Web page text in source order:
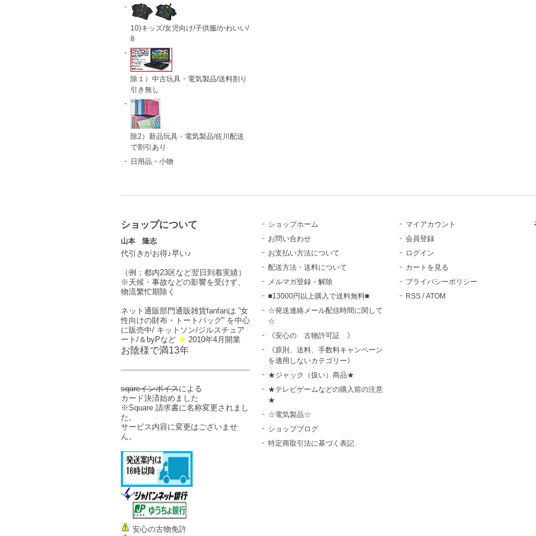
10)キッズ/女児向け/子供服/かわいい/
8
除１）中古玩具・電気製品/送料割り
引き無し
除2）新品玩具・電気製品/佐川配送
で割引あり
日用品・小物
ショップについて
山本 隆志
代引きがお得♪早い♪
（例：都内23区など翌日到着実績）
※天候・事故などの影響を受けず、
物流繁忙期除く
ネット通販部門通販雑貨fanfanは ”女
性向けの財布・トートバッグ” を中心
に販売中/ キットソン/ジルスチュア
ート/＆byPなど ★ 2010年4月開業
お陰様で満13年
sqareインボイスによる
カード決済始めました
※Square 請求書に名称変更されまし
た。
サービス内容に変更はございませ
ん。
安心の古物免許
ショップホーム
お問い合わせ
お支払い方法について
配送方法・送料について
メルマガ登録・解除
■13000円以上購入で送料無料■
☆発送連絡メール配信時間に関して
☆
《安心の 古物許可証 》
《原則、送料、手数料キャンペーン
を適用しないカテゴリー》
★ジャック（扱い）商品★
★テレビゲームなどの購入前の注意
★
☆電気製品☆
ショップブログ
特定商取引法に基づく表記
マイアカウント
会員登録
ログイン
カートを見る
プライバシーポリシー
RSS /ATOM